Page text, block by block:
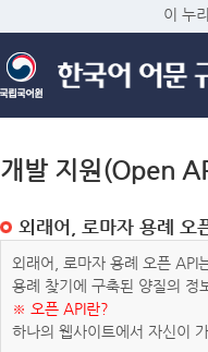
이 누
개발 지원(Open
외래어, 로마자 용례 오
외래어, 로마자 용례 오픈 API
용례 찾기에 구축된 양질의 정
※ 오픈 API란?
하나의 웹사이트에서 자신이